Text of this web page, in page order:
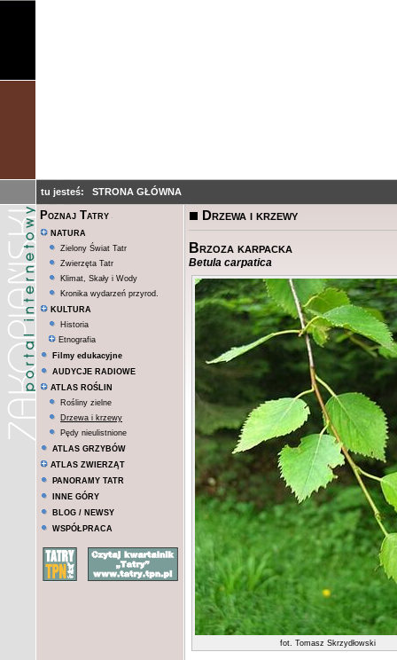
tu jesteś: STRONA GŁÓWNA
Poznaj Tatry
NATURA
Zielony Świat Tatr
Zwierzęta Tatr
Klimat, Skały i Wody
Kronika wydarzeń przyrod.
KULTURA
Historia
Etnografia
Filmy edukacyjne
AUDYCJE RADIOWE
ATLAS ROŚLIN
Rośliny zielne
Drzewa i krzewy
Pędy nieulistnione
ATLAS GRZYBÓW
ATLAS ZWIERZĄT
PANORAMY TATR
INNE GÓRY
BLOG / NEWSY
WSPÓŁPRACA
Drzewa i krzewy
Brzoza karpacka
Betula carpatica
fot. Tomasz Skrzydłowski